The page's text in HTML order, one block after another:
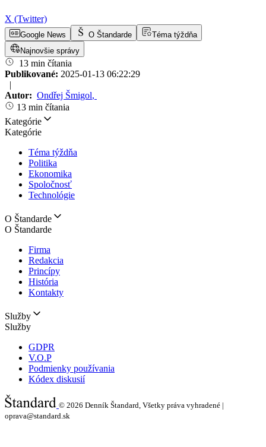
X (Twitter)
Google News O Štandarde
Téma týždňa
Najnovšie správy
13 min čítania
Publikované: 2025-01-13 06:22:29
|
Autor: Ondřej Šmigol,
13 min čítania
Kategórie
Kategórie
Téma týždňa
Politika
Ekonomika
Spoločnosť
Technológie
O Štandarde
O Štandarde
Firma
Redakcia
Princípy
História
Kontakty
Služby
Služby
GDPR
V.O.P
Podmienky používania
Kódex diskusií
© 2026 Denník Štandard, Všetky práva vyhradené |
oprava@standard.sk